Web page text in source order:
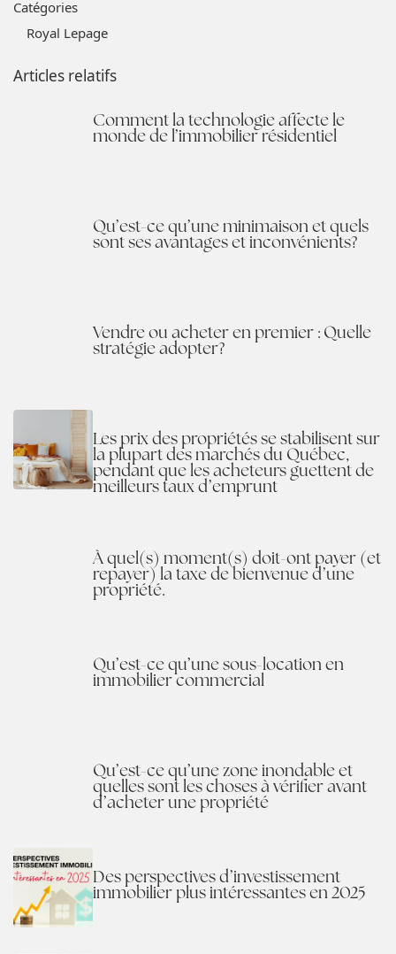
Catégories
Royal Lepage
Articles relatifs
Comment la technologie affecte le
monde de l’immobilier résidentiel
Qu’est-ce qu’une minimaison et quels
sont ses avantages et inconvénients?
Vendre ou acheter en premier : Quelle
stratégie adopter?
Les prix des propriétés se stabilisent sur
la plupart des marchés du Québec,
pendant que les acheteurs guettent de
meilleurs taux d’emprunt
À quel(s) moment(s) doit-ont payer (et
repayer) la taxe de bienvenue d’une
propriété.
Qu’est-ce qu’une sous-location en
immobilier commercial
Qu’est-ce qu’une zone inondable et
quelles sont les choses à vérifier avant
d’acheter une propriété
Des perspectives d’investissement
immobilier plus intéressantes en 2025